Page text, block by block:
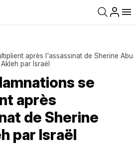
après l'assassinat de Sherine Abu
Akleh par Israël
se
après
de Sherine
par Israël